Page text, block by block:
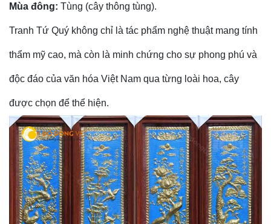
Mùa đông: Tùng (cây thông tùng).
Tranh Tứ Quý không chỉ là tác phẩm nghệ thuật mang tính
thẩm mỹ cao, mà còn là minh chứng cho sự phong phú và
độc đáo của văn hóa Việt Nam qua từng loài hoa, cây
được chọn để thể hiện.